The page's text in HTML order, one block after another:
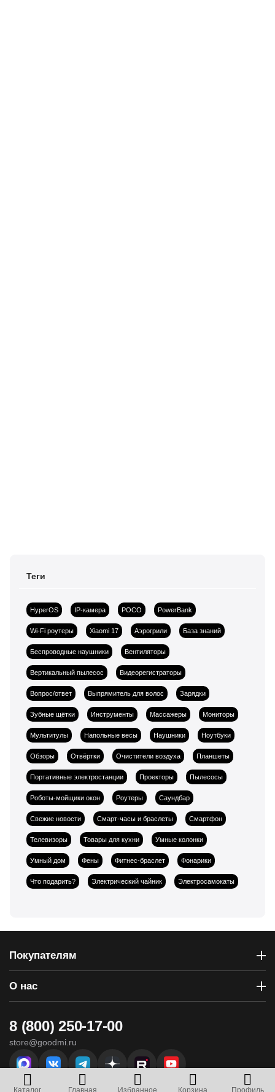
Теги
HyperOS IP-камера POCO PowerBank
Wi-Fi роутеры Xiaomi 17 Аэрогрили База знаний
Беспроводные наушники Вентиляторы
Вертикальный пылесос Видеорегистраторы
Вопрос/ответ Выпрямитель для волос Зарядки
Зубные щётки Инструменты Массажеры Мониторы
Мультитулы Напольные весы Наушники Ноутбуки
Обзоры Отвёртки Очистители воздуха Планшеты
Портативные электростанции Проекторы Пылесосы
Роботы-мойщики окон Роутеры Саундбар
Свежие новости Смарт-часы и браслеты Смартфон
Телевизоры Товары для кухни Умные колонки
Умный дом Фены Фитнес-браслет Фонарики
Что подарить? Электрический чайник Электросамокаты
Покупателям
О нас
8 (800) 250-17-00
store@goodmi.ru
г. Севастополь, ул. Вакуленчука, 29 - ТЦ «Муссон»
Главная
Каталог Корзина
Избранное Профиль